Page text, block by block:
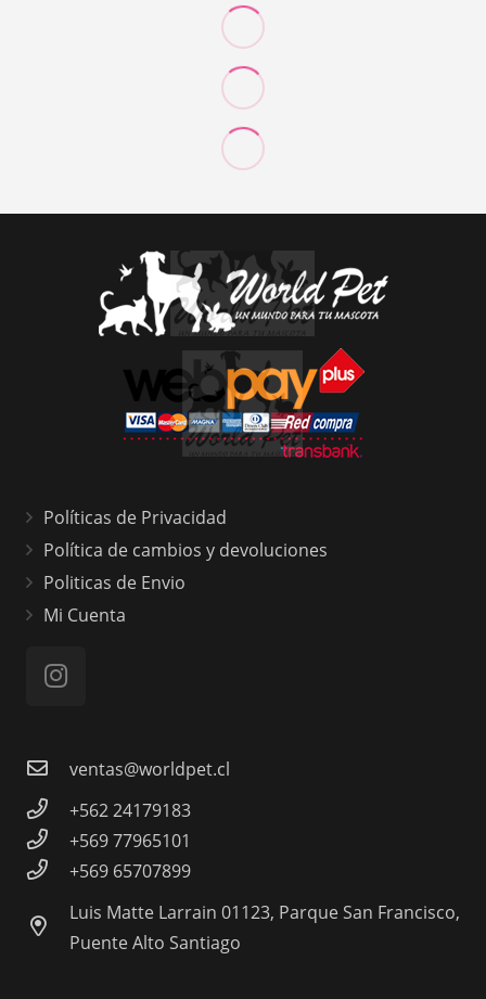
Políticas de Privacidad
Política de cambios y devoluciones
Politicas de Envio
Mi Cuenta
ventas@worldpet.cl
+562 24179183
+569 77965101
+569 65707899
Luis Matte Larrain 01123, Parque San Francisco,
Puente Alto Santiago